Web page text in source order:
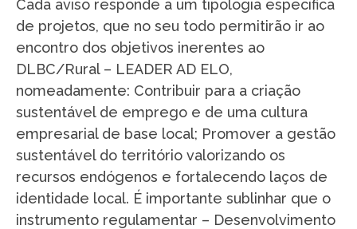
Cada aviso responde a um tipologia específica
de projetos, que no seu todo permitirão ir ao
encontro dos objetivos inerentes ao
DLBC/Rural – LEADER AD ELO,
nomeadamente: Contribuir para a criação
sustentável de emprego e de uma cultura
empresarial de base local; Promover a gestão
sustentável do território valorizando os
recursos endógenos e fortalecendo laços de
identidade local. É importante sublinhar que o
instrumento regulamentar – Desenvolvimento